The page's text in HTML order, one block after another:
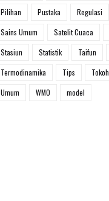
Pilihan
Pustaka Regulasi
Sains Umum
Satelit Cuaca
Stasiun
Statistik Taifun
Termodinamika
Tips Tokoh
Umum
WMO model